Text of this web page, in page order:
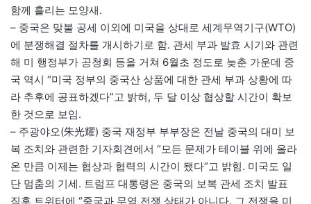
함께 흘리는 모양새.
– 중국은 맞불 공세 이외에 미국을 상대로 세계무역기구(WTO)
에 분쟁해결 절차를 개시하기로 함. 관세 부과 발효 시기와 관련
해 미 행정부가 공청회 등을 거쳐 6월초 정도로 늦춘 가운데 중
국 역시 “미국 정부의 중국산 상품에 대한 관세 부과 상황에 따
라 추후에 공표하겠다”고 밝혀, 두 달 이상 협상할 시간이 확보
한 것으로 보임.
– 주광야오(朱光耀) 중국 재정부 부부장은 전날 중국의 대미 보
복 조치와 관련한 기자회견에서 “모든 문제가 테이블 위에 올라
온 만큼 이제는 협상과 협력의 시간이 됐다”고 밝힘. 미국도 일
단 멈춤의 기세. 트럼프 대통령은 중국의 보복 관세 조치 발표
직후 트위터에 “중국과 무역 전쟁 상태가 아니다. 그 전쟁을 미